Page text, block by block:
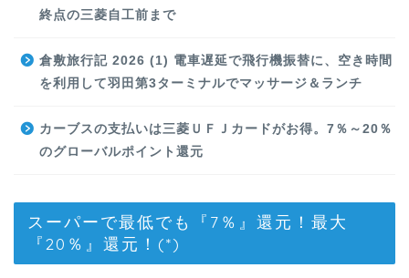
終点の三菱自工前まで
倉敷旅行記 2026 (1) 電車遅延で飛行機振替に、空き時間
を利用して羽田第3ターミナルでマッサージ＆ランチ
カーブスの支払いは三菱ＵＦＪカードがお得。7％～20％
のグローバルポイント還元
スーパーで最低でも『7％』還元！最大
『20％』還元！(*)